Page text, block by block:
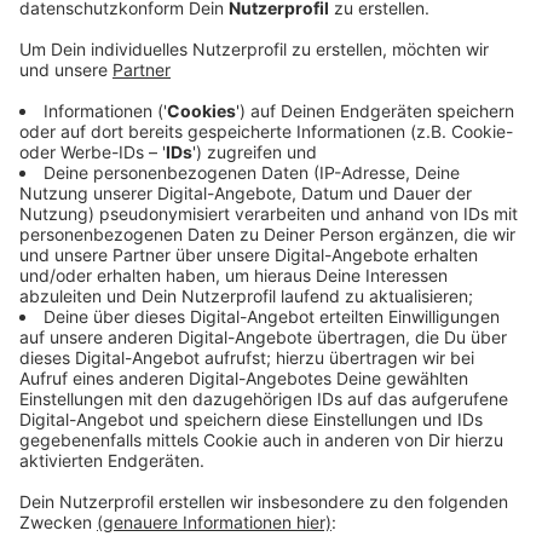
Streckenverlauf
Anzeige
Am Start der 1. Bocholter Nacht wird auch
Lokalmatador Phil Bauhaus sein, der gerade erst die
Tour de France erfolgreich hinter sich gebracht hat.
Für den Verkehr wird die Innenstadt morgen ab etwa
13 Uhr bis in den Abend rein gesperrt. Nach Angaben
des RC77 Bocholt ist der Streckenverlauf ähnlich wie
beim Bocholter Citylauf. Der Start- und Zielbereich
liegt auf der Königstraße.
Anzeige